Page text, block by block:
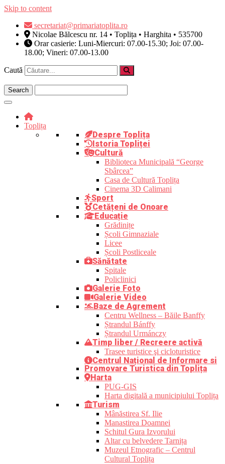
Skip to content
secretariat@primariatoplita.ro
Nicolae Bălcescu nr. 14 • Toplița • Harghita • 535700
Orar casierie: Luni-Miercuri: 07.00-15.30; Joi: 07.00-
18.00; Vineri: 07.00-13.00
Caută
Toplița
Despre Toplița
Istoria Topliței
Cultură
Biblioteca Municipală “George
Sbârcea”
Casa de Cultură Toplița
Cinema 3D Calimani
Sport
Cetățeni de Onoare
Educație
Grădinițe
Școli Gimnaziale
Licee
Școli Postliceale
Sănătate
Spitale
Policlinici
Galerie Foto
Galerie Video
Baze de Agrement
Centru Wellness – Băile Banffy
Ștrandul Bánffy
Ștrandul Urmánczy
Timp liber / Recreere activă
Trasee turistice şi cicloturistice
Centrul Național de Informare si
Promovare Turistica din Toplița
Harta
PUG-GIS
Harta digitală a municipiului Toplița
Turism
Mânăstirea Sf. Ilie
Manastirea Doamnei
Schitul Gura Izvorului
Altar cu belvedere Tarnița
Muzeul Etnografic – Centrul
Cultural Toplița